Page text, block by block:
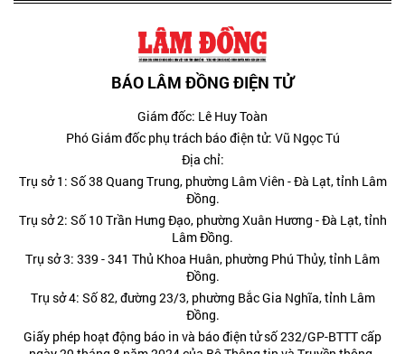
BÁO LÂM ĐỒNG ĐIỆN TỬ
Giám đốc: Lê Huy Toàn
Phó Giám đốc phụ trách báo điện tử: Vũ Ngọc Tú
Địa chỉ:
Trụ sở 1: Số 38 Quang Trung, phường Lâm Viên - Đà Lạt, tỉnh Lâm
Đồng.
Trụ sở 2: Số 10 Trần Hưng Đạo, phường Xuân Hương - Đà Lạt, tỉnh
Lâm Đồng.
Trụ sở 3: 339 - 341 Thủ Khoa Huân, phường Phú Thủy, tỉnh Lâm
Đồng.
Trụ sở 4: Số 82, đường 23/3, phường Bắc Gia Nghĩa, tỉnh Lâm
Đồng.
Giấy phép hoạt động báo in và báo điện tử số 232/GP-BTTT cấp